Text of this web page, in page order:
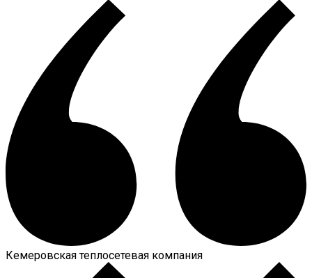
Кемеровская теплосетевая компания